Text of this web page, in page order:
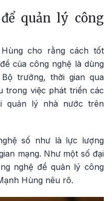
quản lý công
cho rằng cách tốt
của công nghệ là dùng
trưởng, thời gian qua
trong việc phát triển các
quản lý nhà nước trên
số như là lực lượng
mạng. Như một số đại
nghệ để quản lý công
Hùng nêu rõ.